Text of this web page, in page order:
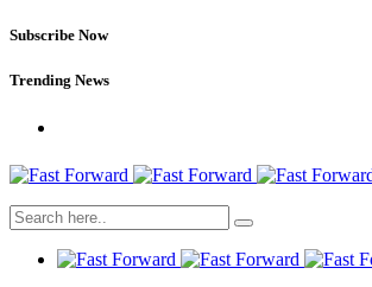
Subscribe Now
Trending News